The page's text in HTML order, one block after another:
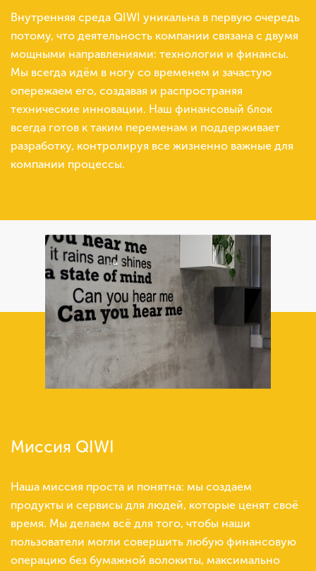
Внутренняя среда QIWI уникальна в первую очередь
потому, что деятельность компании связана с двумя
мощными направлениями: технологии и финансы.
Мы всегда идём в ногу со временем и зачастую
опережаем его, создавая и распространяя
технические инновации. Наш финансовый блок
всегда готов к таким переменам и поддерживает
разработку, контролируя все жизненно важные для
компании процессы.
Миссия QIWI
Наша миссия проста и понятна: мы создаем
продукты и сервисы для людей, которые ценят своё
время. Мы делаем всё для того, чтобы наши
пользователи могли совершить любую финансовую
операцию без бумажной волокиты, максимально